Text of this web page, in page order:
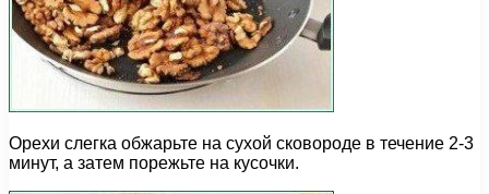
Орехи слегка обжарьте на сухой сковороде в течение 2-3
минут, а затем порежьте на кусочки.